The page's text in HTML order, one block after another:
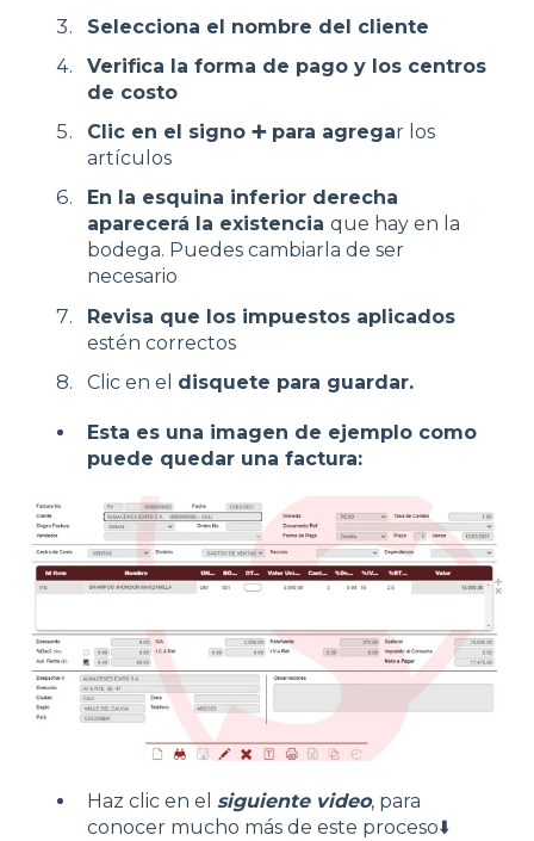
Selecciona el nombre del cliente
Verifica la forma de pago y los centros
de costo
Clic en el signo ➕ para agregar los
artículos
En la esquina inferior derecha
aparecerá la existencia que hay en la
bodega. Puedes cambiarla de ser
necesario
Revisa que los impuestos aplicados
estén correctos
Clic en el disquete para guardar.
Esta es una imagen de ejemplo como
puede quedar una factura:
Haz clic en el siguiente video, para
conocer mucho más de este proceso⬇️